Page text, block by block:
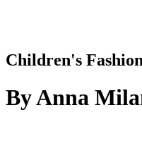
Children's
ByAnna